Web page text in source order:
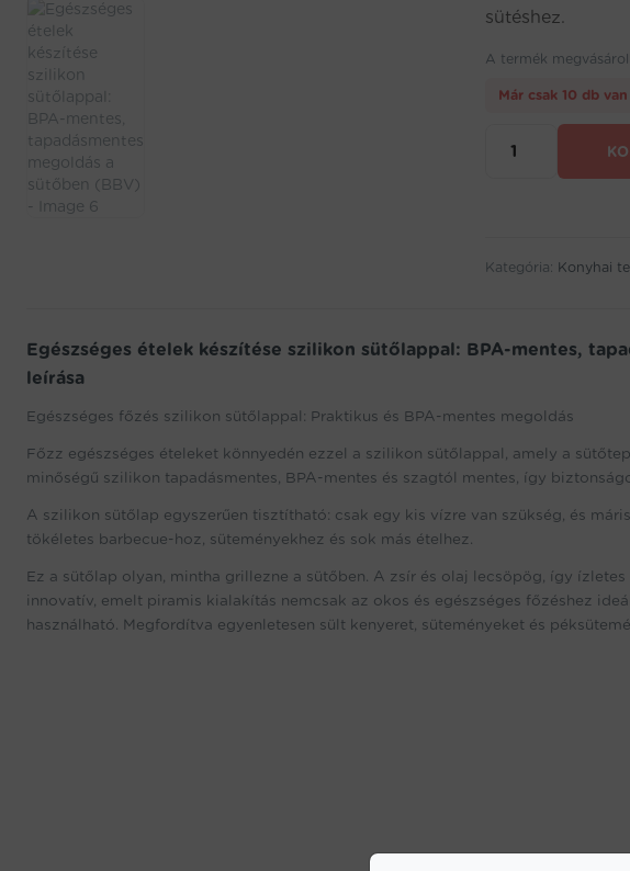
sütéshez.
A termék
Már csak 10 db
ételek
mentes,
sütőben
Kategória: Konyhai
Egészséges ételek készítése szilikon sütőlappal: BPA-mentes,
leírása
Egészséges főzés szilikon sütőlappal: Praktikus és BPA-mentes megoldás
Főzz egészséges ételeket könnyedén ezzel a szilikon sütőlappal, amely a
minőségű szilikon tapadásmentes, BPA-mentes és szagtól mentes, így
A szilikon sütőlap egyszerűen tisztítható: csak egy kis vízre van szükség, és
tökéletes barbecue-hoz, süteményekhez és sok más ételhez.
Ez a sütőlap olyan, mintha grillezne a sütőben. A zsír és olaj lecsöpög, így
innovatív, emelt piramis kialakítás nemcsak az okos és egészséges főzéshez
használható. Megfordítva egyenletesen sült kenyeret, süteményeket és